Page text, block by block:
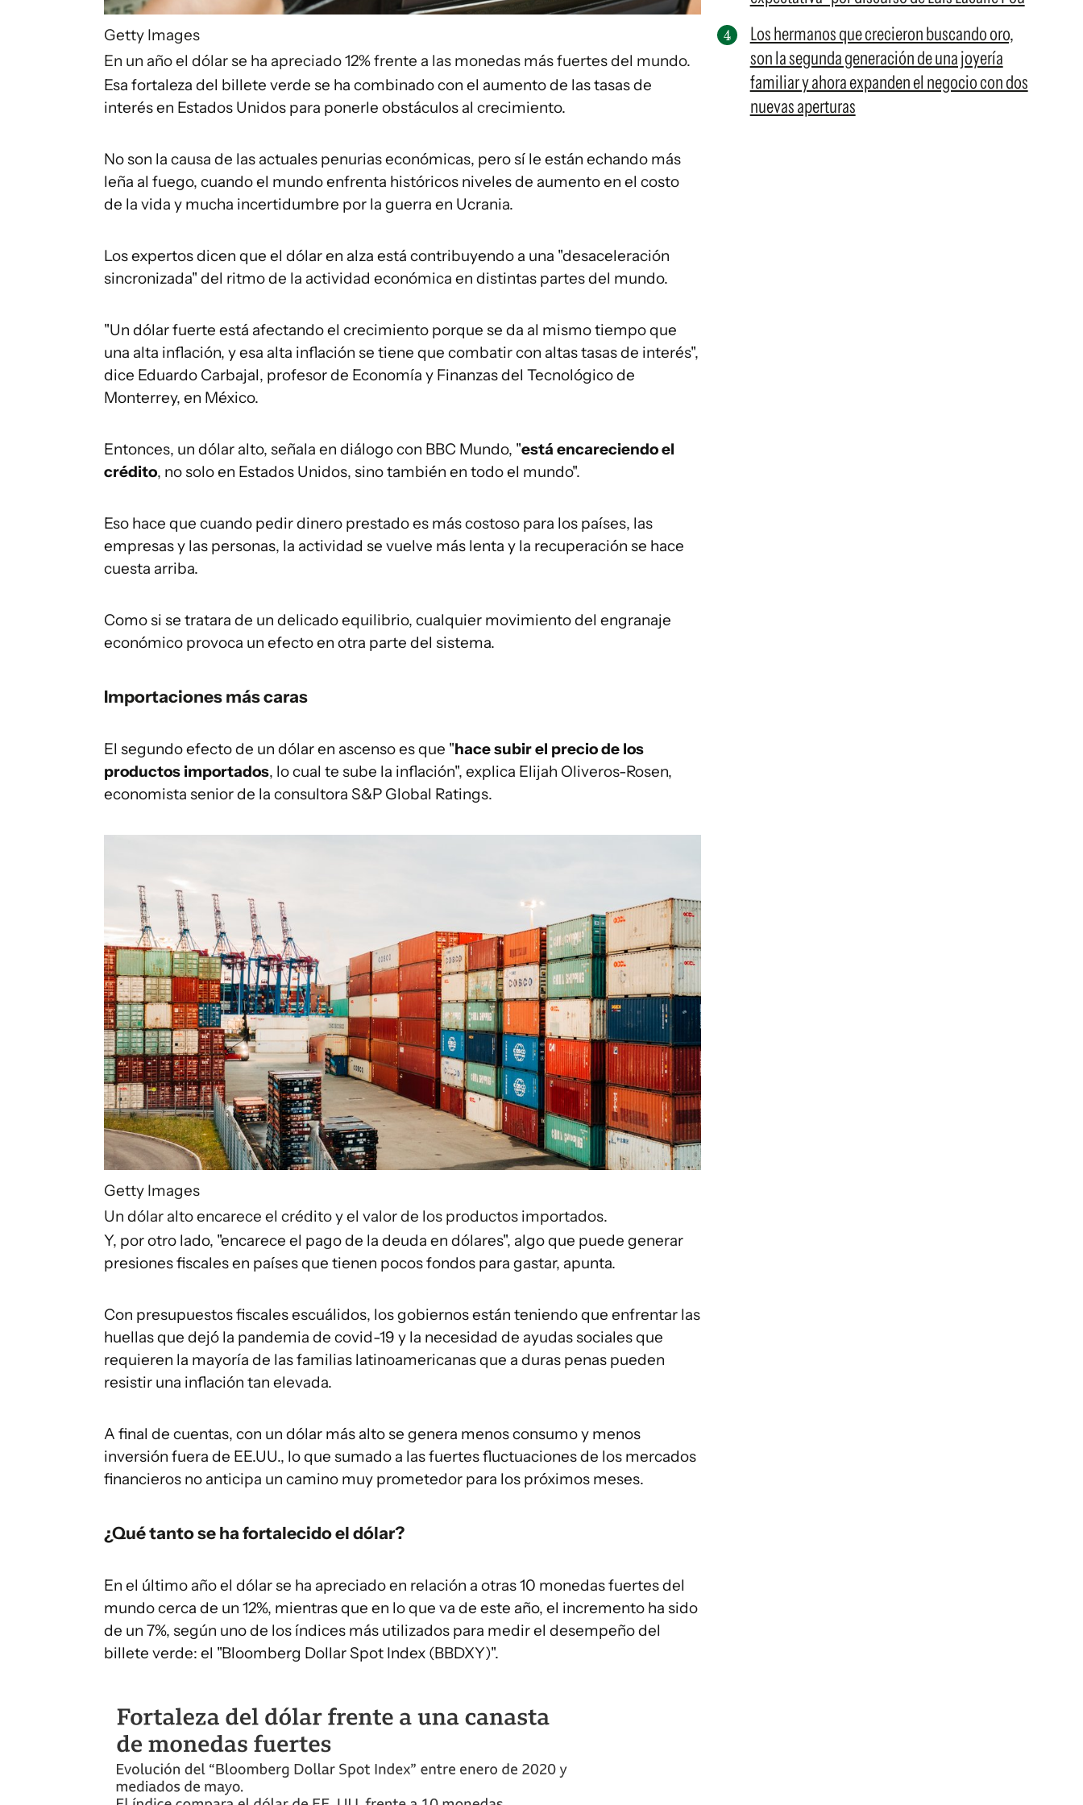
Getty Images
En un año el dólar se ha apreciado 12% frente a las monedas más fuertes del mundo.
Esa fortaleza del billete verde se ha combinado con el aumento de las tasas de
interés en Estados Unidos para ponerle obstáculos al crecimiento.
No son la causa de las actuales penurias económicas, pero sí le están echando más
leña al fuego, cuando el mundo enfrenta históricos niveles de aumento en el costo
de la vida y mucha incertidumbre por la guerra en Ucrania.
Los expertos dicen que el dólar en alza está contribuyendo a una "desaceleración
sincronizada" del ritmo de la actividad económica en distintas partes del mundo.
"Un dólar fuerte está afectando el crecimiento porque se da al mismo tiempo que
una alta inflación, y esa alta inflación se tiene que combatir con altas tasas de interés",
dice Eduardo Carbajal, profesor de Economía y Finanzas del Tecnológico de
Monterrey, en México.
Entonces, un dólar alto, señala en diálogo con BBC Mundo, "está encareciendo el
crédito, no solo en Estados Unidos, sino también en todo el mundo".
Eso hace que cuando pedir dinero prestado es más costoso para los países, las
empresas y las personas, la actividad se vuelve más lenta y la recuperación se hace
cuesta arriba.
Como si se tratara de un delicado equilibrio, cualquier movimiento del engranaje
económico provoca un efecto en otra parte del sistema.
Importaciones más caras
El segundo efecto de un dólar en ascenso es que "hace subir el precio de los
productos importados, lo cual te sube la inflación", explica Elijah Oliveros-Rosen,
economista senior de la consultora S&P Global Ratings.
Getty Images
Un dólar alto encarece el crédito y el valor de los productos importados.
Y, por otro lado, "encarece el pago de la deuda en dólares", algo que puede generar
presiones fiscales en países que tienen pocos fondos para gastar, apunta.
Con presupuestos fiscales escuálidos, los gobiernos están teniendo que enfrentar las
huellas que dejó la pandemia de covid-19 y la necesidad de ayudas sociales que
requieren la mayoría de las familias latinoamericanas que a duras penas pueden
resistir una inflación tan elevada.
A final de cuentas, con un dólar más alto se genera menos consumo y menos
inversión fuera de EE.UU., lo que sumado a las fuertes fluctuaciones de los mercados
financieros no anticipa un camino muy prometedor para los próximos meses.
¿Qué tanto se ha fortalecido el dólar?
En el último año el dólar se ha apreciado en relación a otras 10 monedas fuertes del
mundo cerca de un 12%, mientras que en lo que va de este año, el incremento ha sido
de un 7%, según uno de los índices más utilizados para medir el desempeño del
billete verde: el "Bloomberg Dollar Spot Index (BBDXY)".
Los hermanos que crecieron buscando oro,
son la segunda generación de una joyería
familiar y ahora expanden el negocio con dos
nuevas aperturas